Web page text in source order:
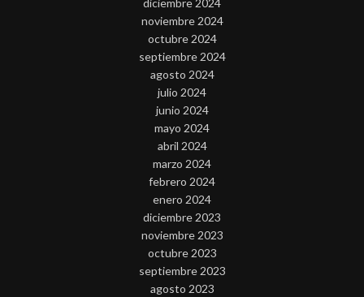
diciembre 2024
noviembre 2024
octubre 2024
septiembre 2024
agosto 2024
julio 2024
junio 2024
mayo 2024
abril 2024
marzo 2024
febrero 2024
enero 2024
diciembre 2023
noviembre 2023
octubre 2023
septiembre 2023
agosto 2023